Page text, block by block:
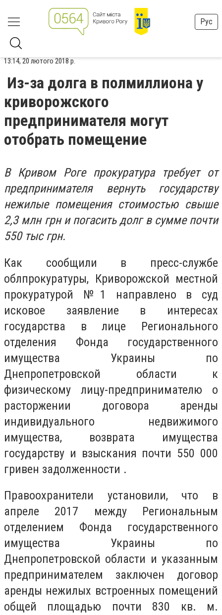
Рус
13:14, 20 лютого 2018 р.
Из-за долга в полмиллиона у
криворожского
предпринимателя могут
отобрать помещение
В Кривом Роге прокуратура требует от
предпринимателя вернуть государству
нежилые помещения стоимостью свыше
2,3 млн грн и погасить долг в сумме почти
550 тыс грн.
Как сообщили в пресс-службе
облпрокуратуры, Криворожской местной
прокуратурой №1 направлено в суд
исковое заявление в интересах
государства в лице Регионального
отделения Фонда государственного
имущества Украины по
Днепропетровской области к
физическому лицу-предпринимателю о
расторжении договора аренды
индивидуального недвижимого
имущества, возврата имущества
государству и взыскания почти 550 000
гривен задолженности .
Правоохранители установили, что в
апреле 2017 между Региональным
отделением Фонда государственного
имущества Украины по
Днепропетровской области и указанным
предпринимателем заключен договор
аренды нежилых встроенных помещений
общей площадью почти 830 кв. м.